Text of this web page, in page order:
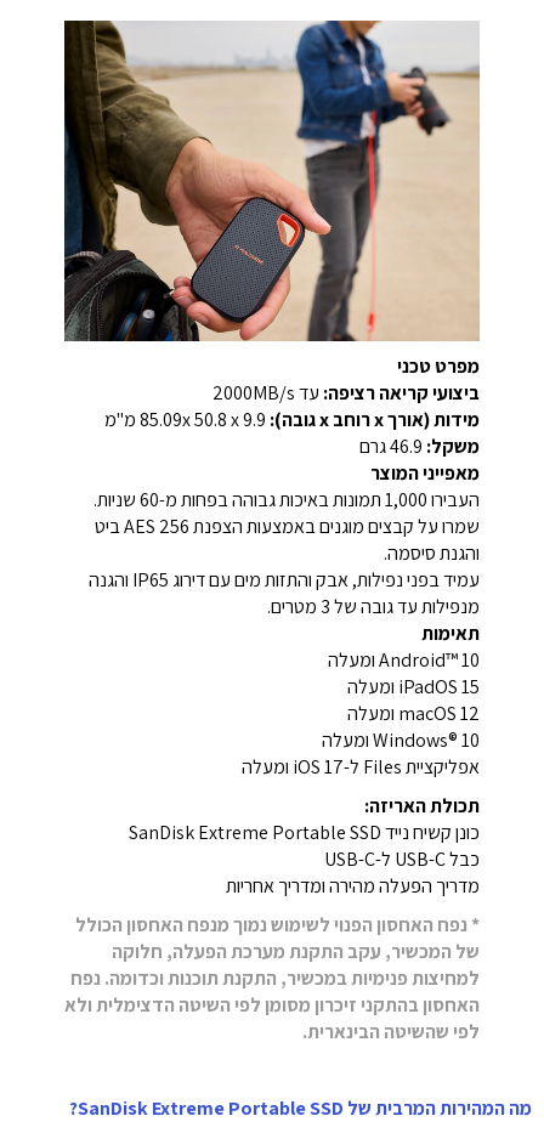
מפרט טכני
ביצועי קריאה רציפה: עד 2000MB/s
מידות (אורך x רוחב x גובה):
משקל:
מאפייני המוצר
העבירו 1,000 תמונות באיכות גבוהה בפחות מ-60 שניות.
שמרו על קבצים מוגנים באמצעות הצפנת AES 256 ביט
והגנת סיסמה.
עמיד בפני נפילות, אבק והתזות מים עם דירוג IP65 והגנה
מנפילות עד גובה של 3 מטרים.
תאימות
Android™ 10 ומעלה
iPadOS 15 ומעלה
macOS 12 ומעלה
Windows® 10 ומעלה
אפליקציית Files ל-iOS 17 ומעלה
תכולת האריזה:
כונן קשיח נייד SanDisk Extreme Portable SSD
כבל USB-C ל-USB-C
מדריך הפעלה מהירה ומדריך אחריות
* נפח האחסון הפנוי לשימוש נמוך מנפח האחסון הכולל
של המכשיר, עקב התקנת מערכת הפעלה, חלוקה
למחיצות פנימיות במכשיר, התקנת תוכנות וכדומה. נפח
האחסון בהתקני זיכרון מסומן לפי השיטה הדצימלית ולא
לפי שהשיטה הבינארית.
מה המהירות המרבית של SanDisk Extreme Portable SSD?